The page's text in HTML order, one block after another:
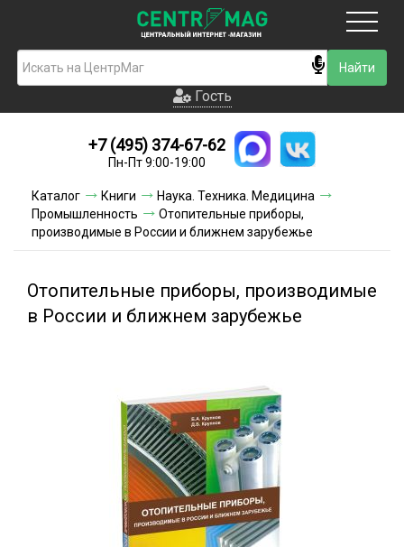
Гость
Новинки
Условия доставки
Условия оплаты
Акции и скидки
Гость
+7 (495) 374-67-62
Пн-Пт 9:00-19:00
Каталог Книги
Наука. Техника. Медицина
Промышленность
Отопительные приборы,
производимые в России и ближнем зарубежье
Отопительные приборы, производимые
в России и ближнем зарубежье